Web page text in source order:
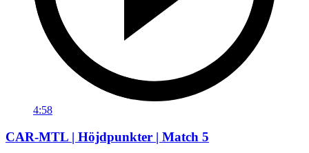
4:58
CAR-MTL | Höjdpunkter | Match 5